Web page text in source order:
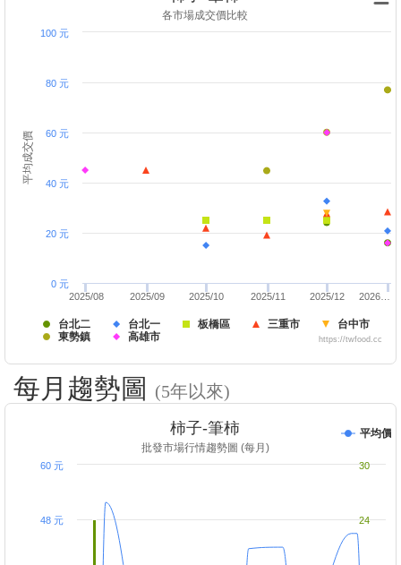
平均成交價
各市場成交價比較
台北二 台北一 板橋區 三重市
台中市
東勢鎮
高雄市
2025/08 2025/09 2025/10 2025/11 2025/12 2026…
0 元
20 元
40 元
60 元
80 元
100 元
https://twfood.cc
每月趨勢圖 (5年以來)
柿子-筆柿
批發市場行情趨勢圖 (每月)
平均價
48 元
60 元
24
30